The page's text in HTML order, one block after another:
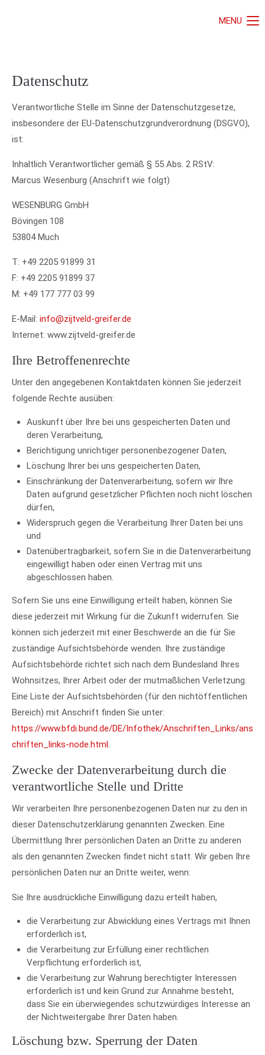
MENU
Datenschutz
Verantwortliche Stelle im Sinne der Datenschutzgesetze,
insbesondere der EU-Datenschutzgrundverordnung (DSGVO),
ist:
Inhaltlich Verantwortlicher gemäß § 55 Abs. 2 RStV:
Marcus Wesenburg (Anschrift wie folgt)
WESENBURG GmbH
Bövingen 108
53804 Much
T: +49 2205 91899 31
F: +49 2205 91899 37
M: +49 177 777 03 99
E-Mail: info@zijtveld-greifer.de
Internet: www.zijtveld-greifer.de
Ihre Betroffenenrechte
Unter den angegebenen Kontaktdaten können Sie jederzeit
folgende Rechte ausüben:
Auskunft über Ihre bei uns gespeicherten Daten und
deren Verarbeitung,
Berichtigung unrichtiger personenbezogener Daten,
Löschung Ihrer bei uns gespeicherten Daten,
Einschränkung der Datenverarbeitung, sofern wir Ihre
Daten aufgrund gesetzlicher Pflichten noch nicht löschen
dürfen,
Widerspruch gegen die Verarbeitung Ihrer Daten bei uns
und
Datenübertragbarkeit, sofern Sie in die Datenverarbeitung
eingewilligt haben oder einen Vertrag mit uns
abgeschlossen haben.
Sofern Sie uns eine Einwilligung erteilt haben, können Sie
diese jederzeit mit Wirkung für die Zukunft widerrufen. Sie
können sich jederzeit mit einer Beschwerde an die für Sie
zuständige Aufsichtsbehörde wenden. Ihre zuständige
Aufsichtsbehörde richtet sich nach dem Bundesland Ihres
Wohnsitzes, Ihrer Arbeit oder der mutmaßlichen Verletzung.
Eine Liste der Aufsichtsbehörden (für den nichtöffentlichen
Bereich) mit Anschrift finden Sie unter:
https://www.bfdi.bund.de/DE/Infothek/Anschriften_Links/ans
chriften_links-node.html.
Zwecke der Datenverarbeitung durch die
verantwortliche Stelle und Dritte
Wir verarbeiten Ihre personenbezogenen Daten nur zu den in
dieser Datenschutzerklärung genannten Zwecken. Eine
Übermittlung Ihrer persönlichen Daten an Dritte zu anderen
als den genannten Zwecken findet nicht statt. Wir geben Ihre
persönlichen Daten nur an Dritte weiter, wenn:
Sie Ihre ausdrückliche Einwilligung dazu erteilt haben,
die Verarbeitung zur Abwicklung eines Vertrags mit Ihnen
erforderlich ist,
die Verarbeitung zur Erfüllung einer rechtlichen
Verpflichtung erforderlich ist,
die Verarbeitung zur Wahrung berechtigter Interessen
erforderlich ist und kein Grund zur Annahme besteht,
dass Sie ein überwiegendes schutzwürdiges Interesse an
der Nichtweitergabe Ihrer Daten haben.
Löschung bzw. Sperrung der Daten